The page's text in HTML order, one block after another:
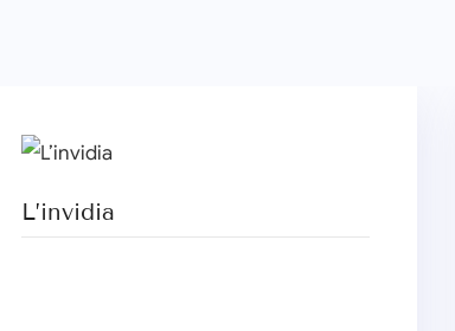
L’invidia